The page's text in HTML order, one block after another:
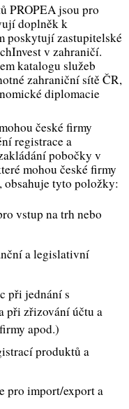
PROPEA jsou pro
doplněk k
poskytují zastupitelské
v zahraničí.
katalogu služeb
zahraniční sítě ČR,
diplomacie
české firmy
registrace a
pobočky v
mohou české firmy
tyto položky:
vstup na trh nebo
a legislativní
při jednání s
při zřizování účtu a
apod.)
produktů a
pro import/export a